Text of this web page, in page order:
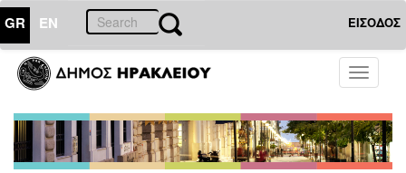
GR EN ΕΙΣΟΔΟΣ
Toggle
ΑΝΘΕΚΤΙΚΗ
ΠΟΛΗ
Κοινωνική
Πολιτική
Νέα